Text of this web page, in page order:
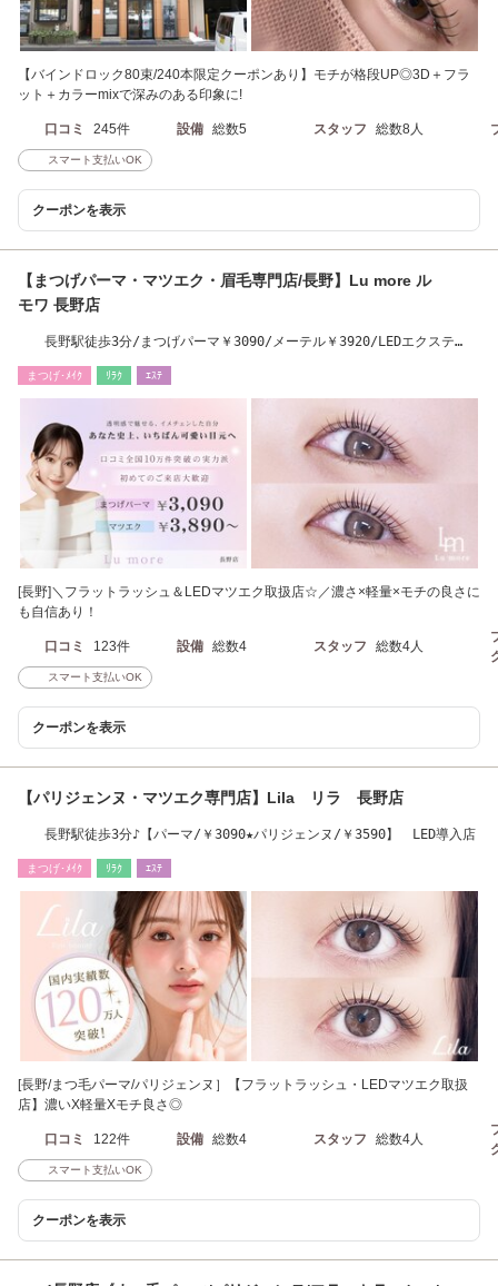
【バインドロック80束/240本限定クーポンあり】モチが格段UP◎3D＋フラ
ット＋カラーmixで深みのある印象に!
口コミ 245件 設備 総数5 スタッフ 総数8人
スマート支払いOK
クーポンを表示
【まつげパーマ・マツエク・眉毛専門店/長野】Lu more ル
モワ 長野店
長野駅徒歩3分/まつげパーマ￥3090/メーテル￥3920/LEDエクステ
まつげ･ﾒｲｸ ﾘﾗｸ ｴｽﾃ
[長野]＼フラットラッシュ＆LEDマツエク取扱店☆／濃さ×軽量×モチの良さに
も自信あり！
口コミ 123件 設備 総数4 スタッフ 総数4人
スマート支払いOK
クーポンを表示
【パリジェンヌ・マツエク専門店】Lila リラ 長野店
長野駅徒歩3分♪【パーマ/￥3090★パリジェンヌ/￥3590】 LED導入店
まつげ･ﾒｲｸ ﾘﾗｸ ｴｽﾃ
[長野/まつ毛パーマ/パリジェンヌ］【フラットラッシュ・LEDマツエク取扱
店】濃いX軽量Xモチ良さ◎
口コミ 122件 設備 総数4 スタッフ 総数4人
スマート支払いOK
クーポンを表示